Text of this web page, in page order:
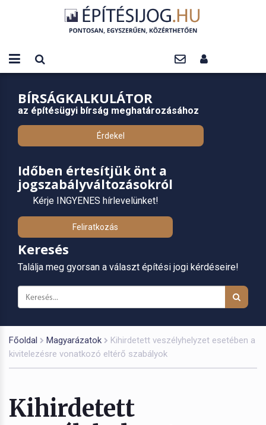
BÍRSÁGKALKULÁTOR
az építésügyi bírság meghatározásához
Érdekel
Időben értesítjük önt a
jogszabályváltozásokról
Kérje INGYENES hírlevelünket!
Feliratkozás
Keresés
Találja meg gyorsan a választ építési jogi kérdéseire!
Főoldal Magyarázatok
Kihirdetett veszélyhelyzet esetében a
kivitelezésre vonatkozó eltérő szabályok
Kihirdetett